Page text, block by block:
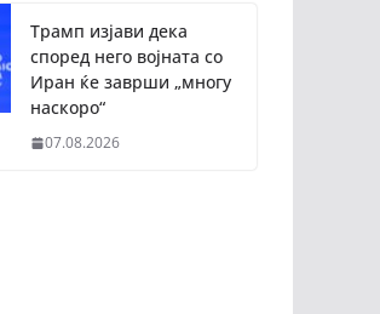
Трамп изјави дека
според него војната со
Иран ќе заврши „многу
наскоро“
07.08.2026